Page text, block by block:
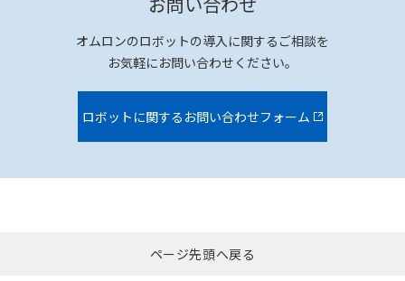
オムロンのロボットの導入に関するご相談を
お気軽にお問い合わせください。
ロボットに関するお問い合わせフォーム
ページ先頭へ戻る